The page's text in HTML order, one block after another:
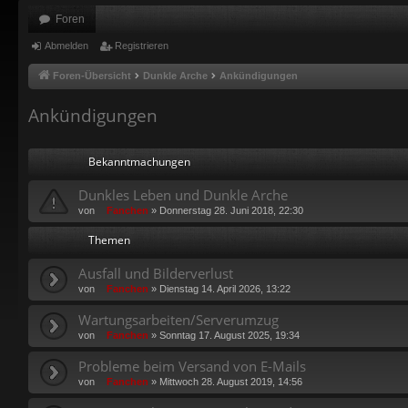
Foren
Abmelden Registrieren
Foren-Übersicht Dunkle Arche Ankündigungen
Ankündigungen
Bekanntmachungen
Dunkles Leben und Dunkle Arche
von Fanchen » Donnerstag 28. Juni 2018, 22:30
Themen
Ausfall und Bilderverlust
von Fanchen » Dienstag 14. April 2026, 13:22
Wartungsarbeiten/Serverumzug
von Fanchen » Sonntag 17. August 2025, 19:34
Probleme beim Versand von E-Mails
von Fanchen » Mittwoch 28. August 2019, 14:56